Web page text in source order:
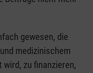
gewesen, die
medizinischem
zu finanzieren,